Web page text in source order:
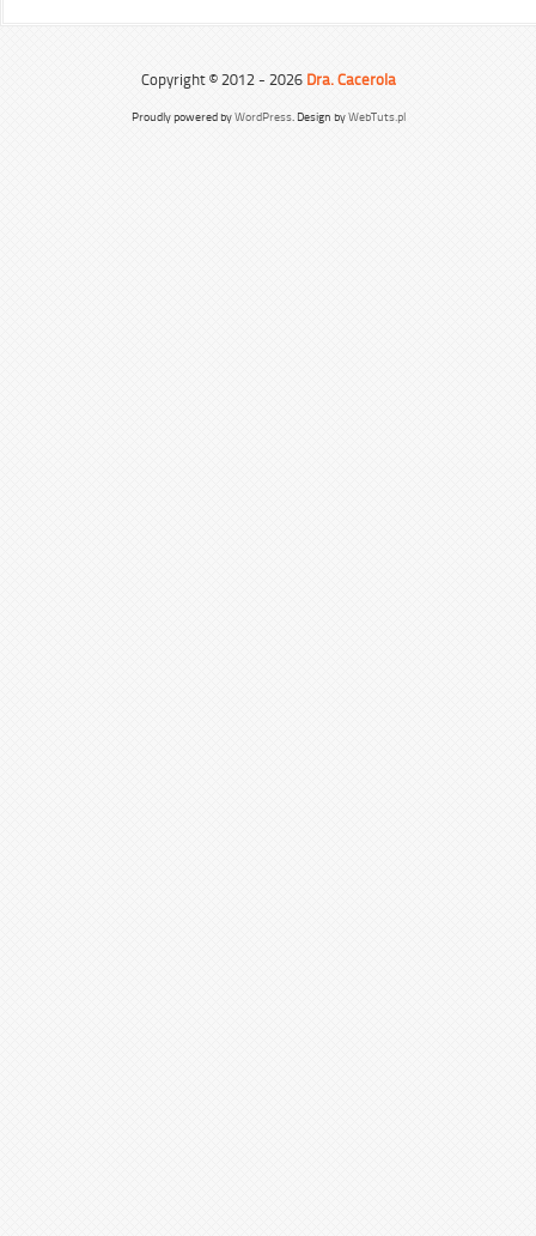
Copyright © 2012 - 2026 Dra. Cacerola
Proudly powered byWordPress. Design byWebTuts.pl